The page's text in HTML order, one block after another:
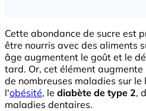
Cette abondance de sucre est
être nourris avec des aliments
âge augmentent le goût et le
tard. Or, cet élément
de nombreuses maladies sur le
l'obésité, le diabète de type 2,
maladies dentaires.